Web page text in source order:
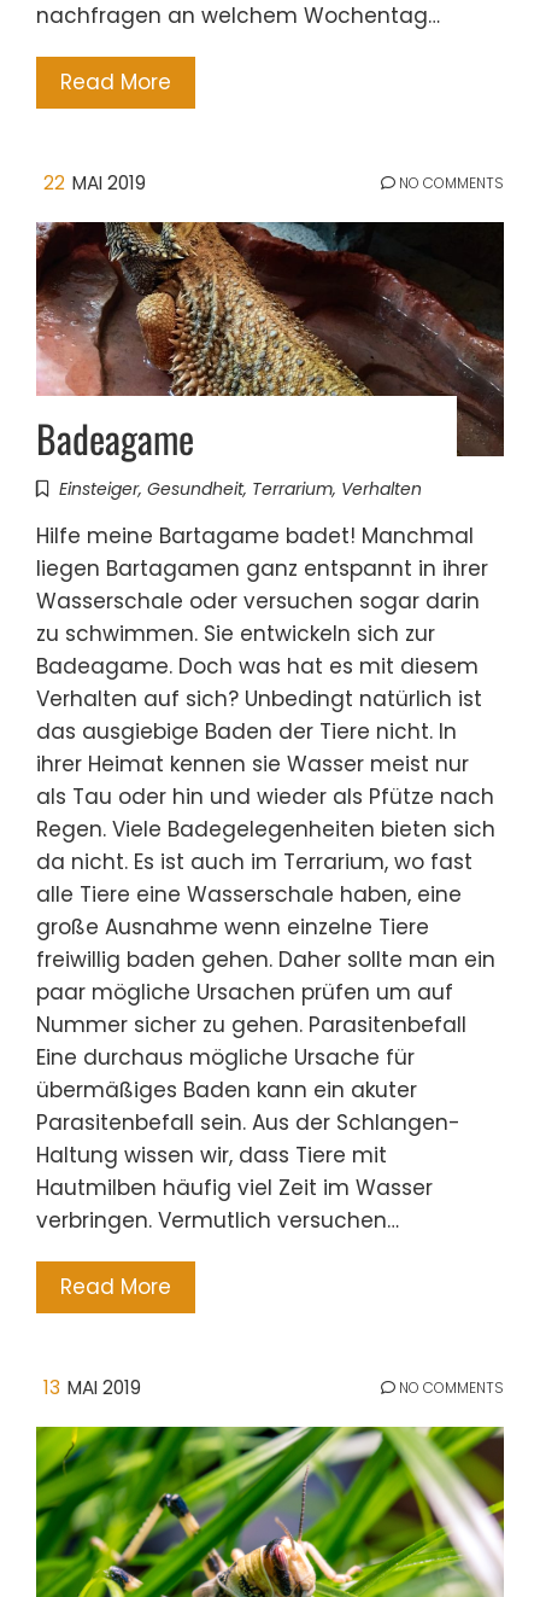
nachfragen an welchem Wochentag…
Read More
22 MAI 2019 NO COMMENTS
Badeagame
Einsteiger, Gesundheit, Terrarium, Verhalten
Hilfe meine Bartagame badet! Manchmal
liegen Bartagamen ganz entspannt in ihrer
Wasserschale oder versuchen sogar darin
zu schwimmen. Sie entwickeln sich zur
Badeagame. Doch was hat es mit diesem
Verhalten auf sich? Unbedingt natürlich ist
das ausgiebige Baden der Tiere nicht. In
ihrer Heimat kennen sie Wasser meist nur
als Tau oder hin und wieder als Pfütze nach
Regen. Viele Badegelegenheiten bieten sich
da nicht. Es ist auch im Terrarium, wo fast
alle Tiere eine Wasserschale haben, eine
große Ausnahme wenn einzelne Tiere
freiwillig baden gehen. Daher sollte man ein
paar mögliche Ursachen prüfen um auf
Nummer sicher zu gehen. Parasitenbefall
Eine durchaus mögliche Ursache für
übermäßiges Baden kann ein akuter
Parasitenbefall sein. Aus der Schlangen-
Haltung wissen wir, dass Tiere mit
Hautmilben häufig viel Zeit im Wasser
verbringen. Vermutlich versuchen…
Read More
13 MAI 2019 NO COMMENTS